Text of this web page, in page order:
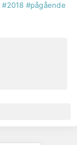
#2018 #pågående